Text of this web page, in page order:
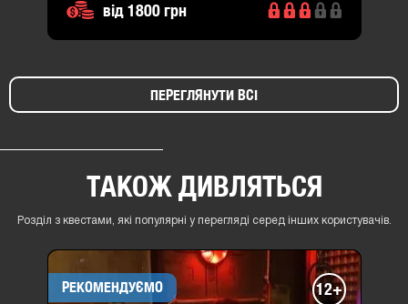
від 1800 грн
ПЕРЕГЛЯНУТИ ВСІ
ТАКОЖ ДИВЛЯТЬСЯ
Розділ з квестами, які популярні у перегляді серед інших користувачів.
РЕКОМЕНДУЄМО 12+